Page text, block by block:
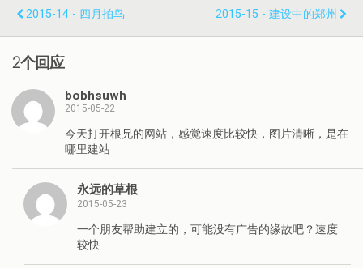
2015-14 - 四月拍鸟
2015-15 - 建设中的郑州
2个回应
bobhsuwh
2015-05-22
今天打开根兄的网站，感觉速度比较快，图片清晰，是在
哪里建站
永远的草根
2015-05-23
一个朋友帮助建立的，可能没有广告的缘故吧？速度
较快